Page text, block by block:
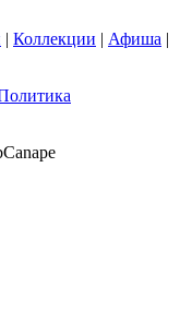
| Коллекции | Афиша |